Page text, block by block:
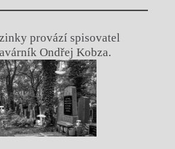
provází spisovatel
Ondřej Kobza.